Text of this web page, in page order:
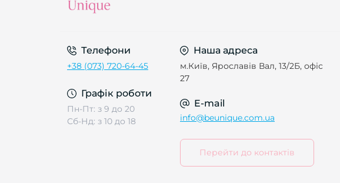
Телефони
+38 (073) 720-64-45
Графік роботи
Пн-Пт: з 9 до 20
Сб-Нд: з 10 до 18
Наша адреса
м.Київ, Ярославів Вал, 13/2Б, офіс
27
E-mail
info@beunique.com.ua
Перейти до контактів